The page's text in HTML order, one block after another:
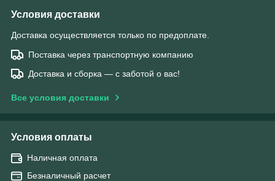
Условия доставки
Доставка осуществляется только по предоплате.
Поставка через транспортную компанию
Доставка и сборка — с заботой о вас!
Все условия доставки
Условия оплаты
Наличная оплата
Безналичный расчет